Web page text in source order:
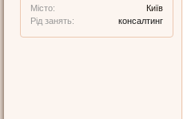
Місто:
Київ
Рід занять:
консалтинг